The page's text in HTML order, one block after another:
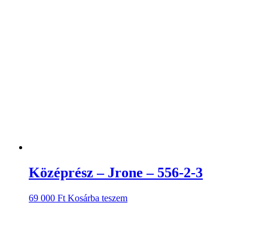
Középrész – Jrone – 556-2-3
69 000 Ft Kosárba teszem